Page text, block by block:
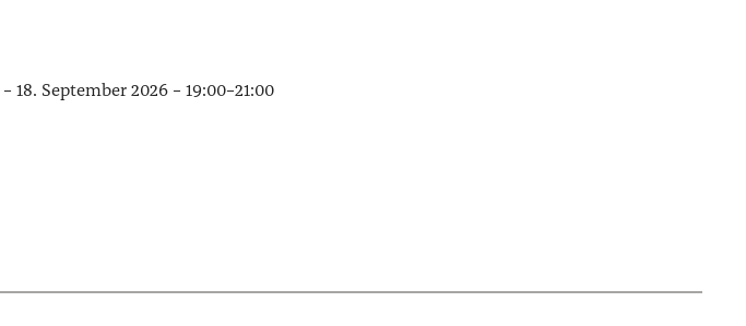
– 18. Sep­tem­ber 2026 – 19:00–21:00